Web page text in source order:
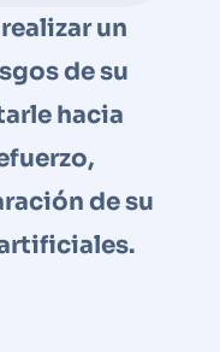
un
de su
hacia
de su